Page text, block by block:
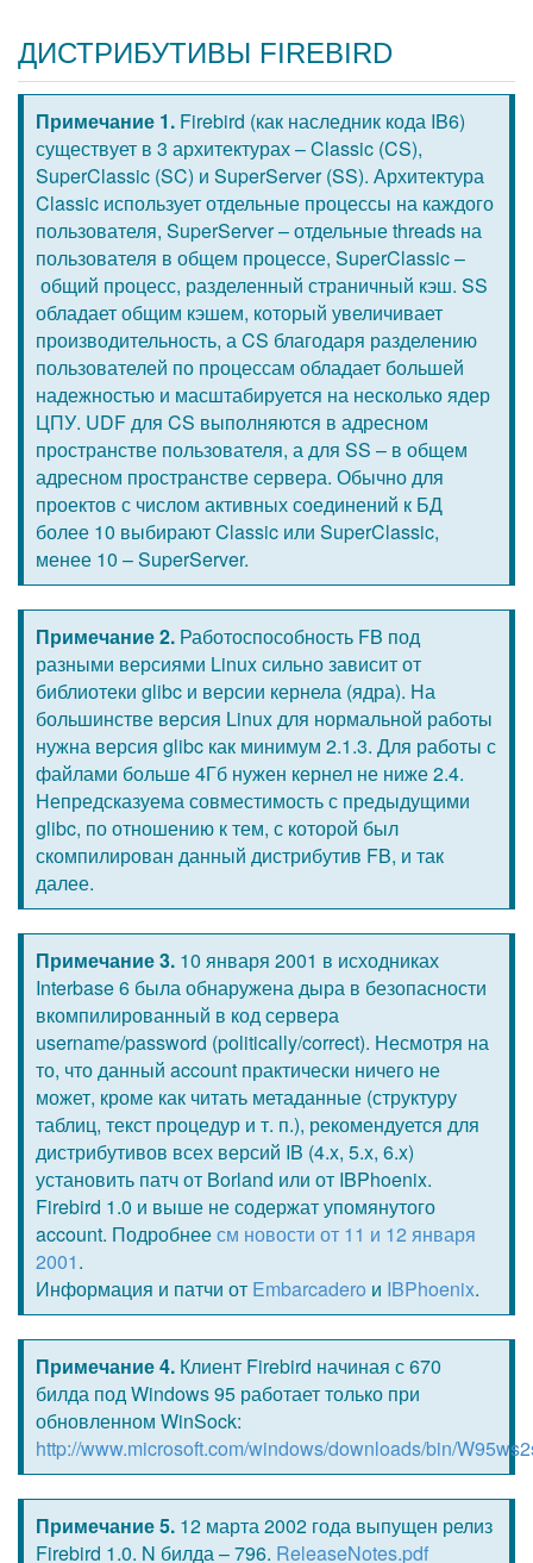
ДИСТРИБУТИВЫ FIREBIRD
Примечание 1. Firebird (как наследник кода IB6)
существует в 3 архитектурах – Classic (CS),
SuperClassic (SC) и SuperServer (SS). Архитектура
Classic использует отдельные процессы на каждого
пользователя, SuperServer – отдельные threads на
пользователя в общем процессе, SuperClassic –
общий процесс, разделенный страничный кэш. SS
обладает общим кэшем, который увеличивает
производительность, а CS благодаря разделению
пользователей по процессам обладает большей
надежностью и масштабируется на несколько ядер
ЦПУ. UDF для CS выполняются в адресном
пространстве пользователя, а для SS – в общем
адресном пространстве сервера. Обычно для
проектов с числом активных соединений к БД
более 10 выбирают Classic или SuperClassic,
менее 10 – SuperServer.
Примечание 2. Работоспособность FB под
разными версиями Linux сильно зависит от
библиотеки glibc и версии кернела (ядра). На
большинстве версия Linux для нормальной работы
нужна версия glibc как минимум 2.1.3. Для работы с
файлами больше 4Гб нужен кернел не ниже 2.4.
Непредсказуема совместимость с предыдущими
glibc, по отношению к тем, с которой был
скомпилирован данный дистрибутив FB, и так
далее.
Примечание 3. 10 января 2001 в исходниках
Interbase 6 была обнаружена дыра в безопасности
вкомпилированный в код сервера
username/password (politically/correct). Несмотря на
то, что данный account практически ничего не
может, кроме как читать метаданные (структуру
таблиц, текст процедур и т. п.), рекомендуется для
дистрибутивов всех версий IB (4.x, 5.x, 6.x)
установить патч от Borland или от IBPhoenix.
Firebird 1.0 и выше не содержат упомянутого
account. Подробнеесм новости от 11 и 12 января
2001.
Информация и патчи от Embarcadero и IBPhoenix.
Примечание 4. Клиент Firebird начиная с 670
билда под Windows 95 работает только при
обновленном WinSock:
http://www.microsoft.com/windows/downloads/bin/
Примечание 5. 12 марта 2002 года выпущен релиз
Firebird 1.0. N билда – 796. ReleaseNotes.pdf